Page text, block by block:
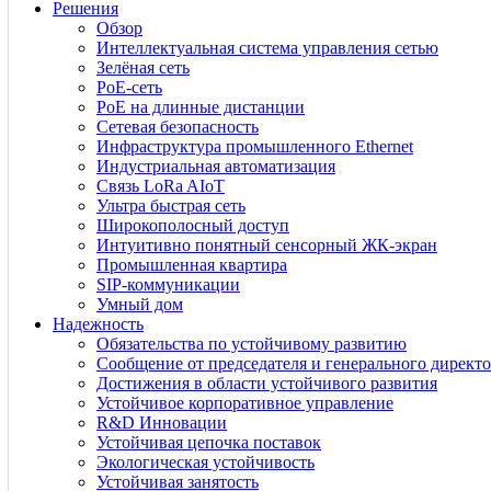
Решения
Обзор
Интеллектуальная система управления сетью
Зелёная сеть
PoE-сеть
PoE на длинные дистанции
Сетевая безопасность
Инфраструктура промышленного Ethernet
Индустриальная автоматизация
Связь LoRa AIoT
Ультра быстрая сеть
Широкополосный доступ
Интуитивно понятный сенсорный ЖК-экран
Промышленная квартира
SIP-коммуникации
Умный дом
Надежность
Обязательства по устойчивому развитию
Сообщение от председателя и генерального
Достижения в области устойчивого развития
Устойчивое корпоративное управление
R&D Инновации
Устойчивая цепочка поставок
Экологическая устойчивость
Устойчивая занятость